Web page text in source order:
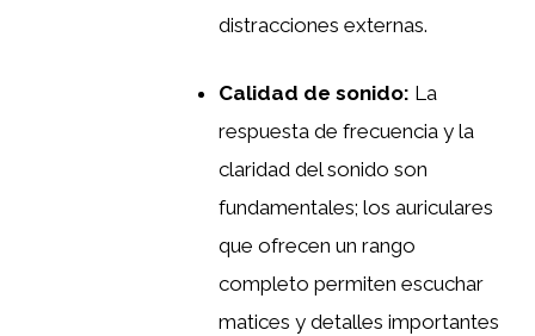
distracciones externas.
Calidad de sonido: La
respuesta de frecuencia y la
claridad del sonido son
fundamentales; los auriculares
que ofrecen un rango
completo permiten escuchar
matices y detalles importantes